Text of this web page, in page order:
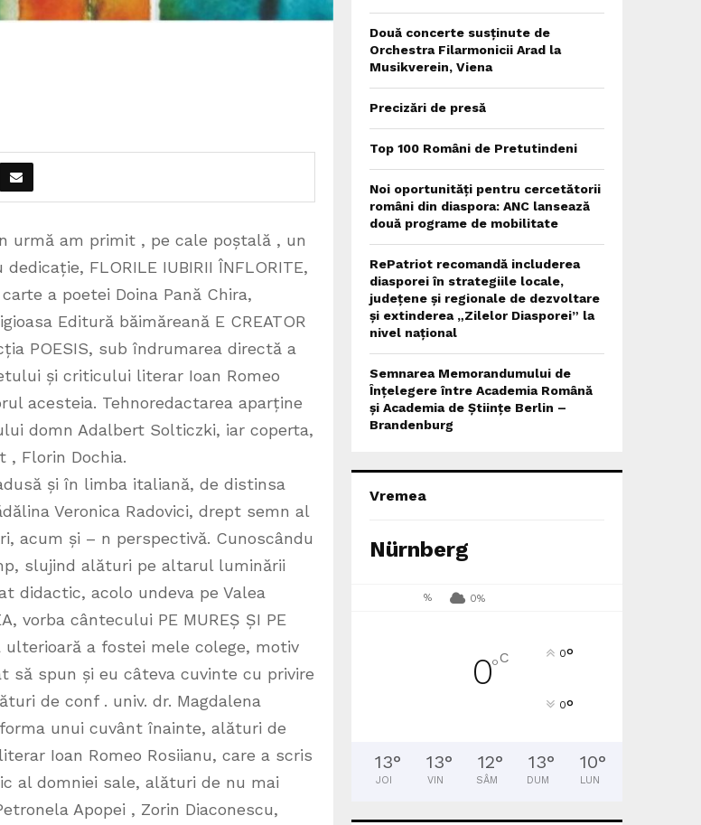
urmă am primit , pe cale poștală , un
FLORILE IUBIRII ÎNFLORITE,
a poetei Doina Pană Chira,
Editură băimăreană E CREATOR
POESIS, sub îndrumarea directă a
și criticului literar Ioan Romeo
acesteia. Tehnoredactarea aparține
domn Adalbert Solticzki, iar coperta,
Florin Dochia.
și în limba italiană, de distinsa
Veronica Radovici, drept semn al
acum și – n perspectivă. Cunoscându
slujind alături pe altarul luminării
didactic, acolo undeva pe Valea
vorba cântecului PE MUREȘ ȘI PE
ulterioară a fostei mele colege, motiv
spun și eu câteva cuvinte cu privire
de conf . univ. dr. Magdalena
unui cuvânt înainte, alături de
Ioan Romeo Rosiianu, care a scris
al domniei sale, alături de nu mai
Apopei , Zorin Diaconescu,
Două concerte susținute de
Orchestra Filarmonicii Arad la
Musikverein, Viena
Precizări de presă
Top 100 Români de Pretutindeni
Noi oportunități pentru cercetătorii
români din diaspora: ANC lansează
două programe de mobilitate
RePatriot recomandă includerea
diasporei în strategiile locale,
județene și regionale de dezvoltare
și extinderea „Zilelor Diasporei” la
nivel național
Semnarea Memorandumului de
Înțelegere între Academia Română
și Academia de Științe Berlin –
Brandenburg
Vremea
Nürnberg
% 0%
0°C 0°
0°
13°
JOI
13°
VIN
12°
SÂM
13°
DUM
10°
LUN